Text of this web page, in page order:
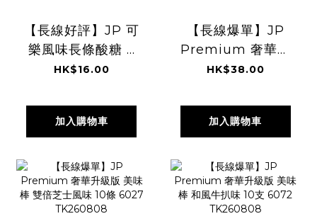
【長線好評】JP 可
樂風味長條酸糖 6
條 7221
HK$16.00
加入購物車
【長線爆單】JP
Premium 奢華升
級版 美味棒 明太子
TK260808
HK$38.00
加入購物車